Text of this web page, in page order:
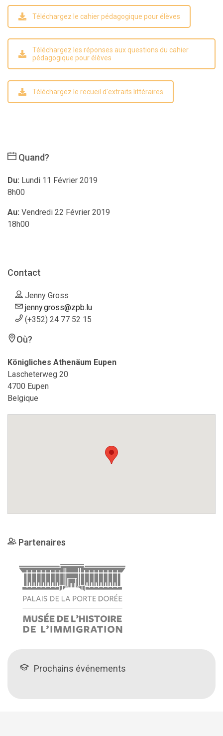
Téléchargez le cahier pédagogique pour élèves
Téléchargez les réponses aux questions du cahier
pédagogique pour élèves
Téléchargez le recueil d'extraits littéraires
Quand?
Du: Lundi 11 Février 2019
8h00
Au: Vendredi 22 Février 2019
18h00
Contact
Jenny Gross
jenny.gross@zpb.lu
(+352) 24 77 52 15
Où?
Königliches Athenäum Eupen
Lascheterweg 20
4700 Eupen
Belgique
Partenaires
Prochains événements